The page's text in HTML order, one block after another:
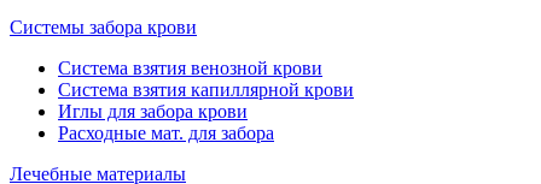
Системы забора крови
Система взятия венозной крови
Система взятия капиллярной крови
Иглы для забора крови
Расходные мат. для забора
Лечебные материалы